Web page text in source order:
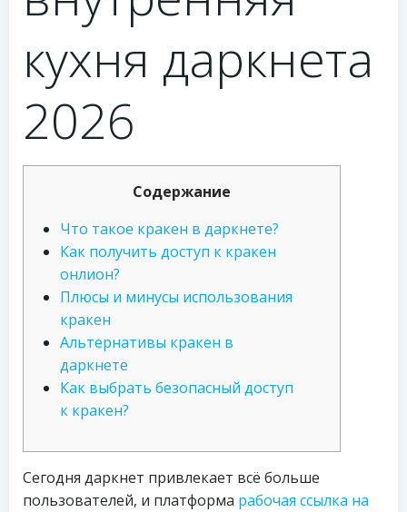
кухня даркнета
2026
Содержание
Что такое кракен в даркнете?
Как получить доступ к кракен
онлион?
Плюсы и минусы использования
кракен
Альтернативы кракен в
даркнете
Как выбрать безопасный доступ
к кракен?
Сегодня даркнет привлекает всё больше
пользователей, и платформа рабочая ссылка на